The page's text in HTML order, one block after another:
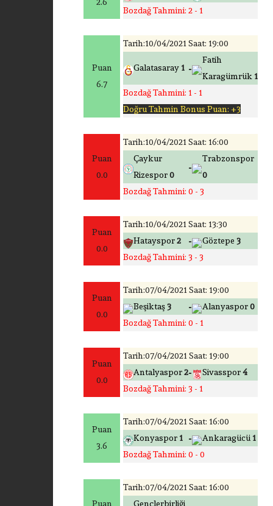
Bozdağ Tahmini: 2 - 1
Puan
6.7
Tarih:10/04/2021 Saat: 19:00
Galatasaray1 -
Fatih
Karagümrük 1
Bozdağ Tahmini: 1 - 1
Doğru Tahmin Bonus Puan: +3
Puan
0.0
Tarih:10/04/2021 Saat: 16:00
Çaykur
Rizespor0
-
Trabzonspor
0
Bozdağ Tahmini: 0 - 3
Puan
0.0
Tarih:10/04/2021 Saat: 13:30
Hatayspor2 - Göztepe 3
Bozdağ Tahmini: 3 - 3
Puan
0.0
Tarih:07/04/2021 Saat: 19:00
Beşiktaş3 - Alanyaspor0
Bozdağ Tahmini: 0 - 1
Puan
0.0
Tarih:07/04/2021 Saat: 19:00
Antalyaspor2- Sivasspor4
Bozdağ Tahmini: 3 - 1
Puan
3.6
Tarih:07/04/2021 Saat: 16:00
Konyaspor1 - Ankaragücü 1
Bozdağ Tahmini: 0 - 0
Puan
Tarih:07/04/2021 Saat: 16:00
Gençlerbirliği